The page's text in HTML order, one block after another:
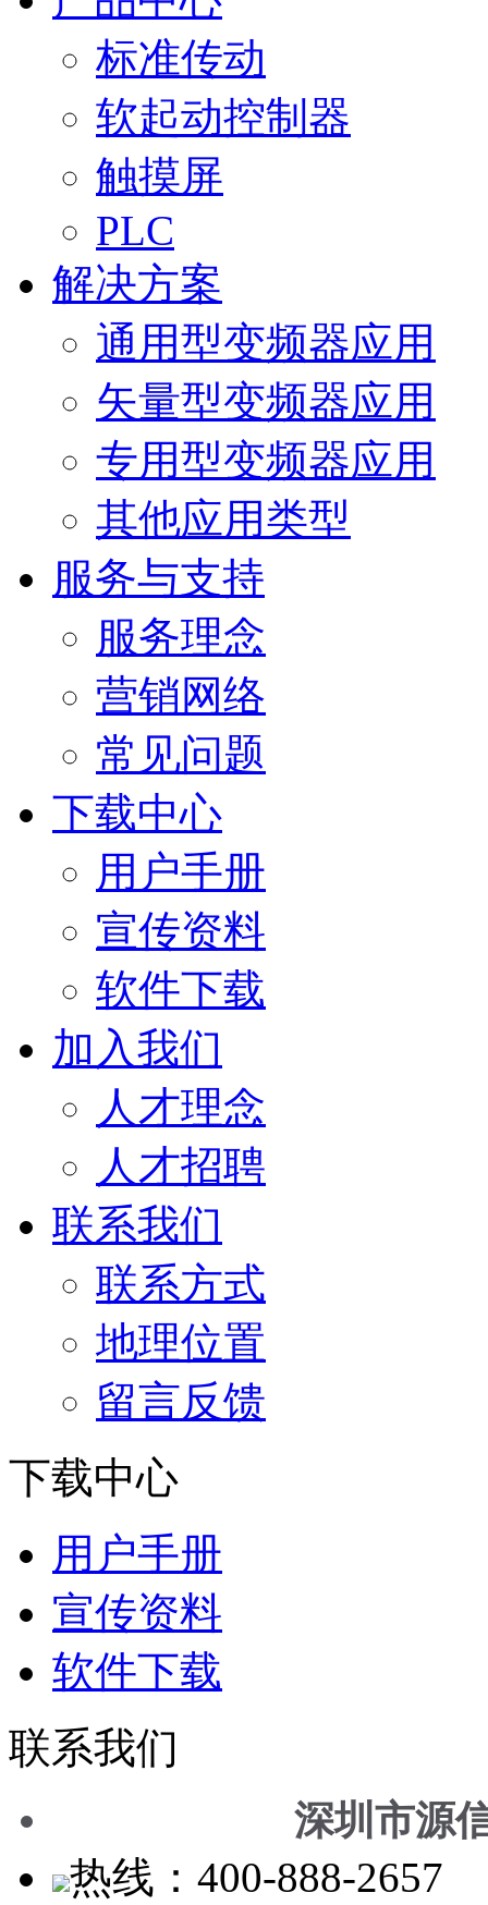
标准传动
软起动控制器
触摸屏
PLC
解决方案
通用型变频器应用
矢量型变频器应用
专用型变频器应用
其他应用类型
服务与支持
服务理念
营销网络
常见问题
下载中心
用户手册
宣传资料
软件下载
加入我们
人才理念
人才招聘
联系我们
联系方式
地理位置
留言反馈
下载中心
用户手册
宣传资料
软件下载
联系我们
深圳市源
热线：400-888-2657